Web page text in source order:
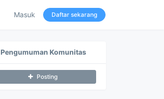
Masuk Daftar sekarang
Pengumuman Komunitas
Posting